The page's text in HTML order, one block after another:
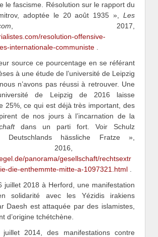
le fascisme. Résolution sur le rapport du
adoptée le 20 août 1935 », Les
, 2017,
resolution-offensive-
internationale-communiste .
source ce pourcentage en se référant
à une étude de l’université de Leipzig
n’avons pas réussi à retrouver. Une
de Leipzig de 2016 laisse
25%, ce qui est déjà très important, des
de nos jours à l’incarnation de la
dans un parti fort. Voir Schulz
Deutschlands hässliche Fratze »,
panorama/gesellschaft/rechtsextr
die-enthemmte-mitte-a-1097321.html
juillet 2018 à Herford, une manifestation
solidarité avec les Yézidis irakiens
Daesh est attaquée par des islamistes,
d’origine tchétchène.
2014, des manifestations contre